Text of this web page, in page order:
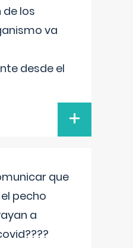
los
va
desde el
+
que
pecho
a